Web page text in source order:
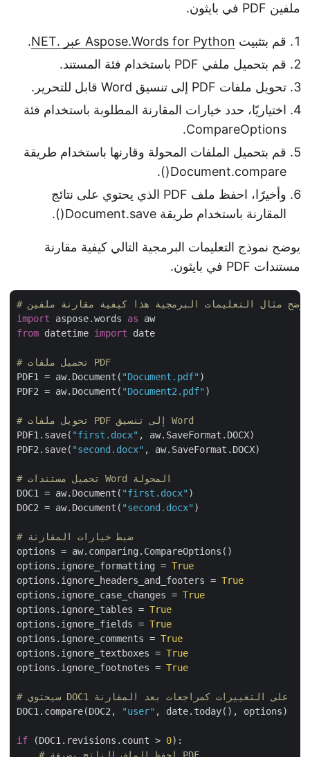
ملفين PDF في بايثون.
قم بتثبيتAspose.Words for Python عبر .NET
.
قم بتحميل ملفي PDF باستخدام فئة المستند.
تحويل ملفات PDF إلى تنسيق Word قابل للتحرير.
اختياريًا، حدد خيارات المقارنة المطلوبة باستخدام فئة
CompareOptions.
قم بتحميل الملفات المحولة وقارنها باستخدام طريقة
Document.compare().
وأخيرًا، احفظ ملف PDF الذي يحتوي على نتائج
المقارنة باستخدام طريقة Document.save().
يوضح نموذج التعليمات البرمجية التالي كيفية مقارنة
مستندات PDF في بايثون.
import aspose.words as
from datetime import date
# تحميل ملفات PDF
PDF1 = aw.Document("Document.pdf"
PDF2 = aw.Document("Document2.pdf"
# تحويل ملفات PDF إلى تنسيق Word
PDF1.save("first.docx"
, aw.SaveFormat.DOCX)
PDF2.save("second.docx" , aw.SaveFormat.DOCX)
DOC1 = aw.Document("first.docx"
DOC2 = aw.Document("second.docx"
# ضبط خيارات المقارنة
options = aw.comparing.CompareOptions()
options.ignore_formatting = True
options.ignore_headers_and_footers = True
options.ignore_case_changes = True
options.ignore_tables = True
options.ignore_fields = True
options.ignore_comments = True
options.ignore_textboxes = True
options.ignore_footnotes = True
# سيحتوي DOC1 على التغييرات كمراجعات بعد المقارنة
DOC1.compare(DOC2, "user" , date.today(), options)
if (DOC1.revisions.count > 0 ):